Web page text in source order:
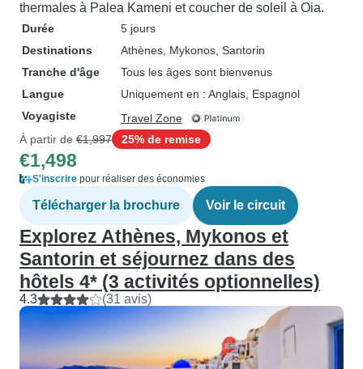
thermales à Palea Kameni et coucher de soleil à Oia.
Durée
5 jours
Destinations
Athènes , Mykonos , Santorin
Tranche d'âge
Tous les âges sont bienvenus
Langue
Uniquement en : Anglais, Espagnol
Voyagiste
Travel Zone
À partir de €1,997 25% de remise
€1,498
S'inscrire pour réaliser des économies
Télécharger la brochure Voir le circuit
Explorez Athènes, Mykonos et
Santorin et séjournez dans des
hôtels 4* (3 activités optionnelles)
4.3 (31 avis)